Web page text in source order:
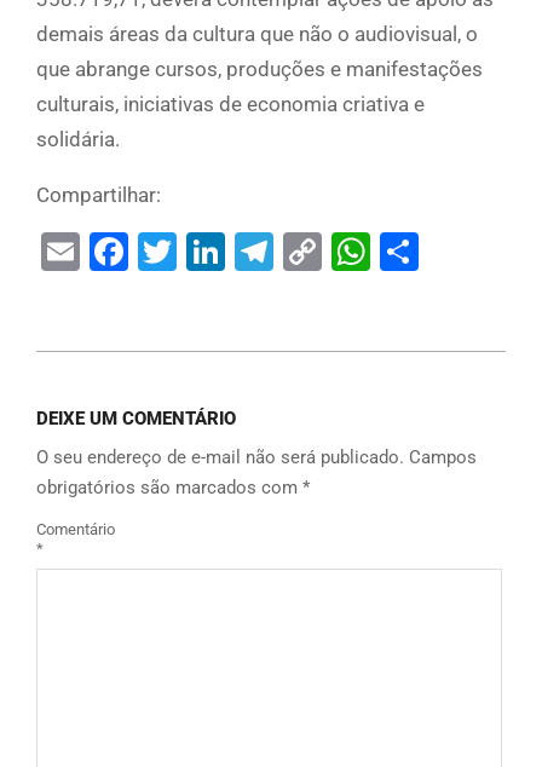
demais áreas da cultura que não o audiovisual, o
que abrange cursos, produções e manifestações
culturais, iniciativas de economia criativa e
solidária.
Compartilhar:
EmailFacebook
Twitter
LinkedIn
Telegram
Copy
DEIXE UM COMENTÁRIO
O seu endereço de e-mail não será publicado. Campos
obrigatórios são marcados com *
Comentário
*